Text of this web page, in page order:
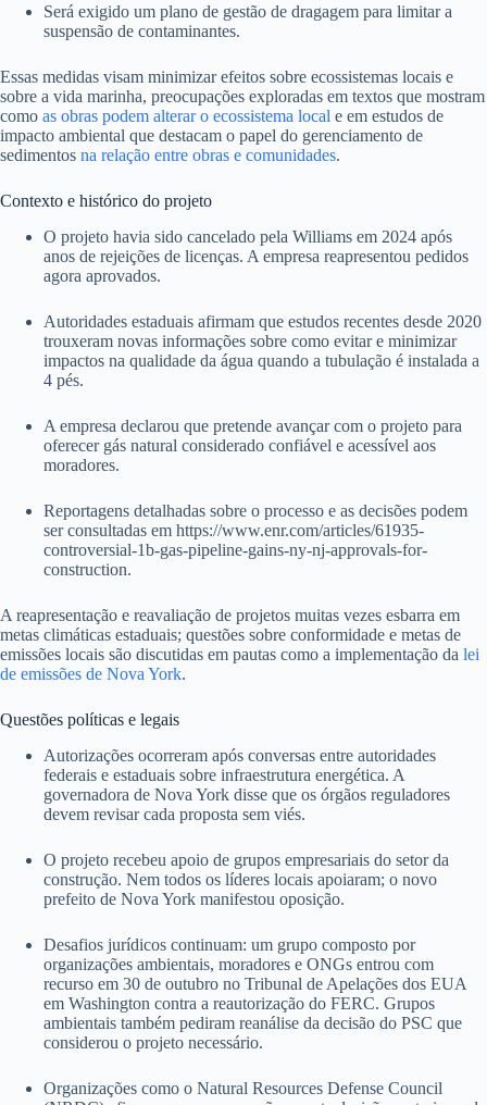
Será exigido um plano de gestão de dragagem para limitar a
suspensão de contaminantes.
Essas medidas visam minimizar efeitos sobre ecossistemas locais e
sobre a vida marinha, preocupações exploradas em textos que mostram
como as obras podem alterar o ecossistema local e em estudos de
impacto ambiental que destacam o papel do gerenciamento de
sedimentos na relação entre obras e comunidades.
Contexto e histórico do projeto
O projeto havia sido cancelado pela Williams em 2024 após
anos de rejeições de licenças. A empresa reapresentou pedidos
agora aprovados.
Autoridades estaduais afirmam que estudos recentes desde 2020
trouxeram novas informações sobre como evitar e minimizar
impactos na qualidade da água quando a tubulação é instalada a
4 pés.
A empresa declarou que pretende avançar com o projeto para
oferecer gás natural considerado confiável e acessível aos
moradores.
Reportagens detalhadas sobre o processo e as decisões podem
ser consultadas em https://www.enr.com/articles/61935-
controversial-1b-gas-pipeline-gains-ny-nj-approvals-for-
construction.
A reapresentação e reavaliação de projetos muitas vezes esbarra em
metas climáticas estaduais; questões sobre conformidade e metas de
emissões locais são discutidas em pautas como a implementação da lei
de emissões de Nova York.
Questões políticas e legais
Autorizações ocorreram após conversas entre autoridades
federais e estaduais sobre infraestrutura energética. A
governadora de Nova York disse que os órgãos reguladores
devem revisar cada proposta sem viés.
O projeto recebeu apoio de grupos empresariais do setor da
construção. Nem todos os líderes locais apoiaram; o novo
prefeito de Nova York manifestou oposição.
Desafios jurídicos continuam: um grupo composto por
organizações ambientais, moradores e ONGs entrou com
recurso em 30 de outubro no Tribunal de Apelações dos EUA
em Washington contra a reautorização do FERC. Grupos
ambientais também pediram reanálise da decisão do PSC que
considerou o projeto necessário.
Organizações como o Natural Resources Defense Council